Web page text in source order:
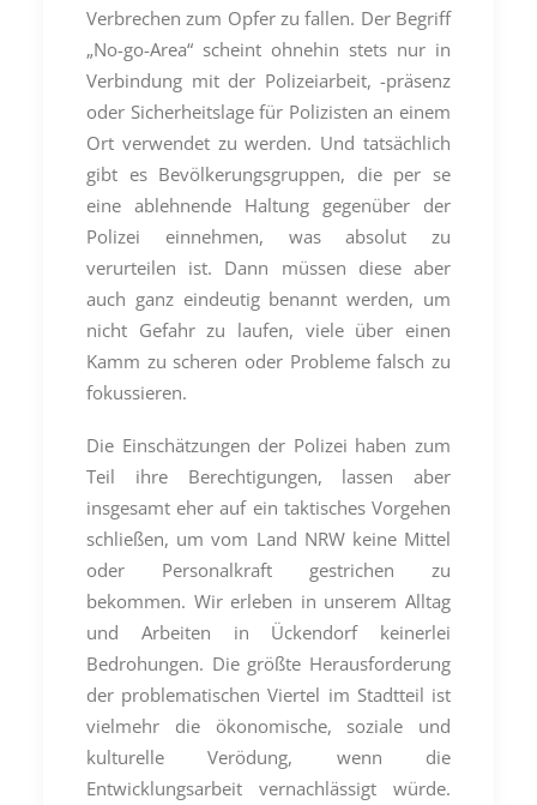
Verbrechen zum Opfer zu fallen. Der Begriff
„No-go-Area“ scheint ohnehin stets nur in
Verbindung mit der Polizeiarbeit, -präsenz
oder Sicherheitslage für Polizisten an einem
Ort verwendet zu werden. Und tatsächlich
gibt es Bevölkerungsgruppen, die per se
eine ablehnende Haltung gegenüber der
Polizei einnehmen, was absolut zu
verurteilen ist. Dann müssen diese aber
auch ganz eindeutig benannt werden, um
nicht Gefahr zu laufen, viele über einen
Kamm zu scheren oder Probleme falsch zu
fokussieren.
Die Einschätzungen der Polizei haben zum
Teil ihre Berechtigungen, lassen aber
insgesamt eher auf ein taktisches Vorgehen
schließen, um vom Land NRW keine Mittel
oder Personalkraft gestrichen zu
bekommen. Wir erleben in unserem Alltag
und Arbeiten in Ückendorf keinerlei
Bedrohungen. Die größte Herausforderung
der problematischen Viertel im Stadtteil ist
vielmehr die ökonomische, soziale und
kulturelle Verödung, wenn die
Entwicklungsarbeit vernachlässigt würde.